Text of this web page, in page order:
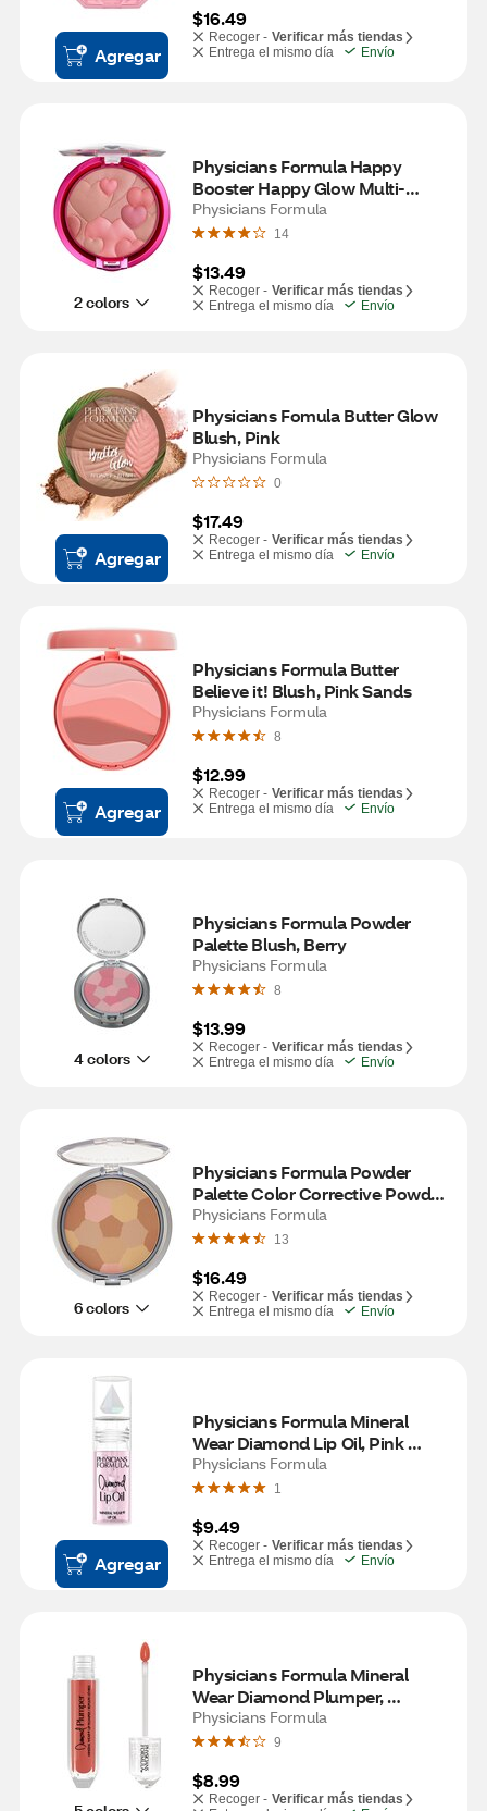
Agregar
$16.49
Recoger - Verificar más tiendas
Entrega el mismo día
Envío
2 colors
Physicians Formula Happy
Booster Happy Glow Multi-
Colored Blush, Natural
Physicians Formula
14
$13.49
Recoger - Verificar más tiendas
Entrega el mismo día
Envío
Agregar
Physicians Fomula Butter Glow
Blush, Pink
Physicians Formula
0
$17.49
Recoger - Verificar más tiendas
Entrega el mismo día
Envío
Agregar
Physicians Formula Butter
Believe it! Blush, Pink Sands
Physicians Formula
8
$12.99
Recoger - Verificar más tiendas
Entrega el mismo día
Envío
4 colors
Physicians Formula Powder
Palette Blush, Berry
Physicians Formula
8
$13.99
Recoger - Verificar más tiendas
Entrega el mismo día
Envío
6 colors
Physicians Formula Powder
Palette Color Corrective Powder,
Beige
Physicians Formula
13
$16.49
Recoger - Verificar más tiendas
Entrega el mismo día
Envío
Agregar
Physicians Formula Mineral
Wear Diamond Lip Oil, Pink
Diamond
Physicians Formula
1
$9.49
Recoger - Verificar más tiendas
Entrega el mismo día
Envío
Physicians Formula Mineral
Wear Diamond Plumper,
Champagne Cushion Cut
Physicians Formula
9
$8.99
Recoger - Verificar más tiendas